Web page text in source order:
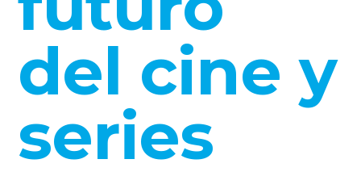
del cine y
series